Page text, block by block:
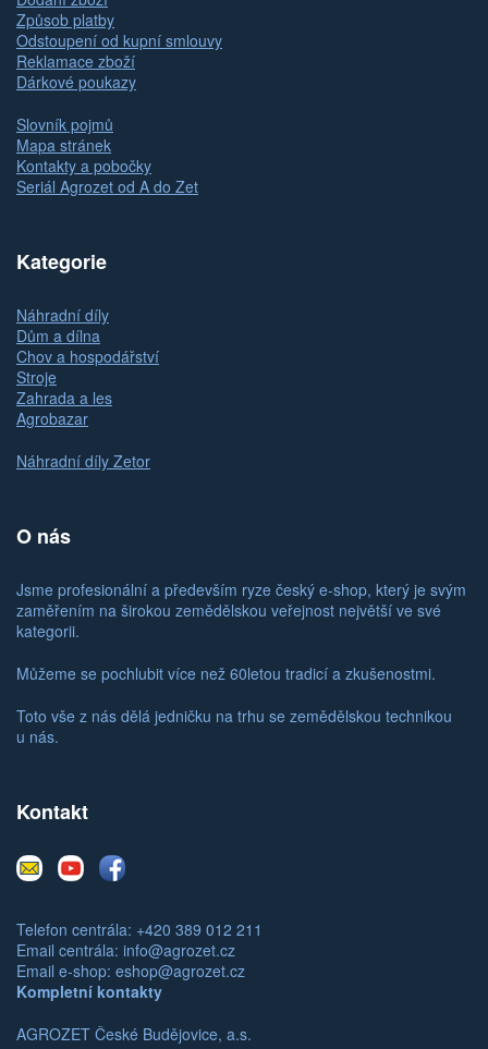
Způsob platby
Odstoupení od kupní smlouvy
Reklamace zboží
Dárkové poukazy
Slovník pojmů
Mapa stránek
Kontakty a pobočky
Seriál Agrozet od A do Zet
Kategorie
Náhradní díly
Dům a dílna
Chov a hospodářství
Stroje
Zahrada a les
Agrobazar
Náhradní díly Zetor
O nás
Jsme profesionální a především ryze český e-shop, který je svým
zaměřením na širokou zemědělskou veřejnost největší ve své
kategorii.
Můžeme se pochlubit více než 60letou tradicí a zkušenostmi.
Toto vše z nás dělá jedničku na trhu se zemědělskou technikou
u nás.
Kontakt
E-
mail
YoutubeFacebook
Telefon centrála: +420 389 012 211
Email centrála: info@agrozet.cz
Email e-shop: eshop@agrozet.cz
Kompletní kontakty
AGROZET České Budějovice, a.s.